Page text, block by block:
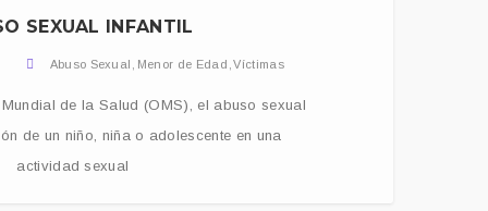
SEXUAL INFANTIL
Abuso Sexual Menor de Edad Víctimas
de la Salud (OMS), el abuso sexual
de un niño, niña o adolescente en una
actividad sexual